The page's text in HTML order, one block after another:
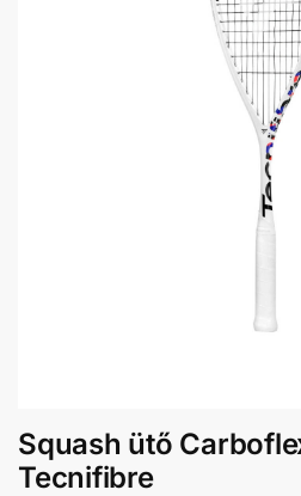
Squash ütő
Tecnifibre